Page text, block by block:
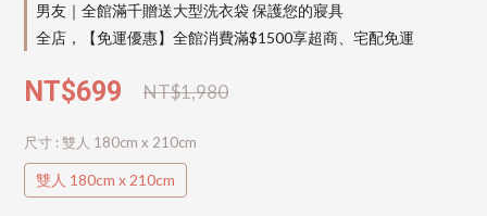
男友｜全館滿千贈送大型洗衣袋 保護您的寢具
全店，【免運優惠】全館消費滿$1500享超商、宅配免運
NT$1,980
NT$699
尺寸 : 雙人 180cm x 210cm
雙人 180cm x 210cm